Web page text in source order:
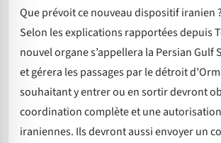
Que prévoit ce nouveau dispositif iranien ?
Selon les explications rapportées depuis
nouvel organe s’appellera la Persian
et gérera les passages par le détroit
souhaitant y entrer ou en sortir devront
coordination complète et une
iraniennes. Ils devront aussi envoyer un